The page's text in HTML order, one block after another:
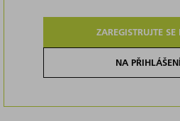
ZAREGISTRUJTE
NA